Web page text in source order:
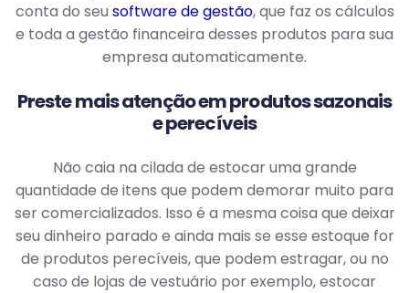
conta do seu software de gestão, que faz os cálculos
e toda a gestão financeira desses produtos para sua
empresa automaticamente.
Preste mais atenção em produtos sazonais
e perecíveis
Não caia na cilada de estocar uma grande
quantidade de itens que podem demorar muito para
ser comercializados. Isso é a mesma coisa que deixar
seu dinheiro parado e ainda mais se esse estoque for
de produtos perecíveis, que podem estragar, ou no
caso de lojas de vestuário por exemplo, estocar